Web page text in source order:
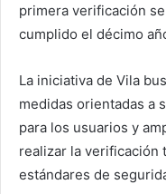
primera verificación
cumplido el décimo
La iniciativa de Vila
medidas orientadas a
para los usuarios y
realizar la verificación
estándares de